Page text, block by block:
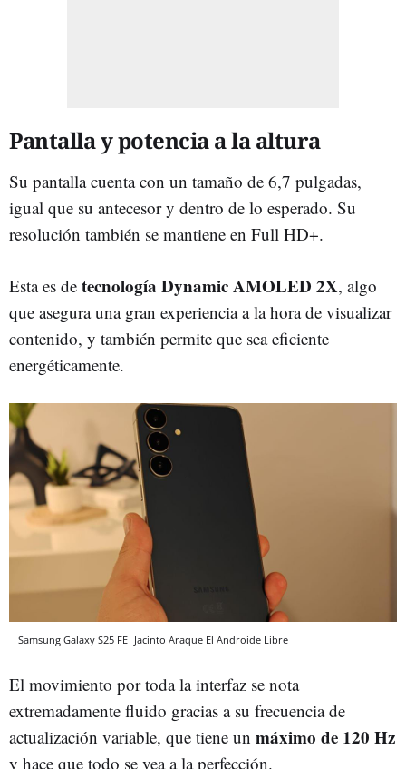
Pantalla y potencia a la altura
Su pantalla cuenta con un tamaño de 6,7 pulgadas,
igual que su antecesor y dentro de lo esperado. Su
resolución también se mantiene en Full HD+.
Esta es de tecnología Dynamic AMOLED 2X, algo
que asegura una gran experiencia a la hora de visualizar
contenido, y también permite que sea eficiente
energéticamente.
Samsung Galaxy S25 FE Jacinto Araque El Androide Libre
El movimiento por toda la interfaz se nota
extremadamente fluido gracias a su frecuencia de
actualización variable, que tiene un máximo de 120 Hz
y hace que todo se vea a la perfección.